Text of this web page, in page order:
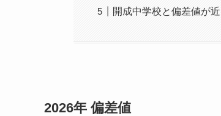
開成中学校と偏差値が
2026年 偏差値